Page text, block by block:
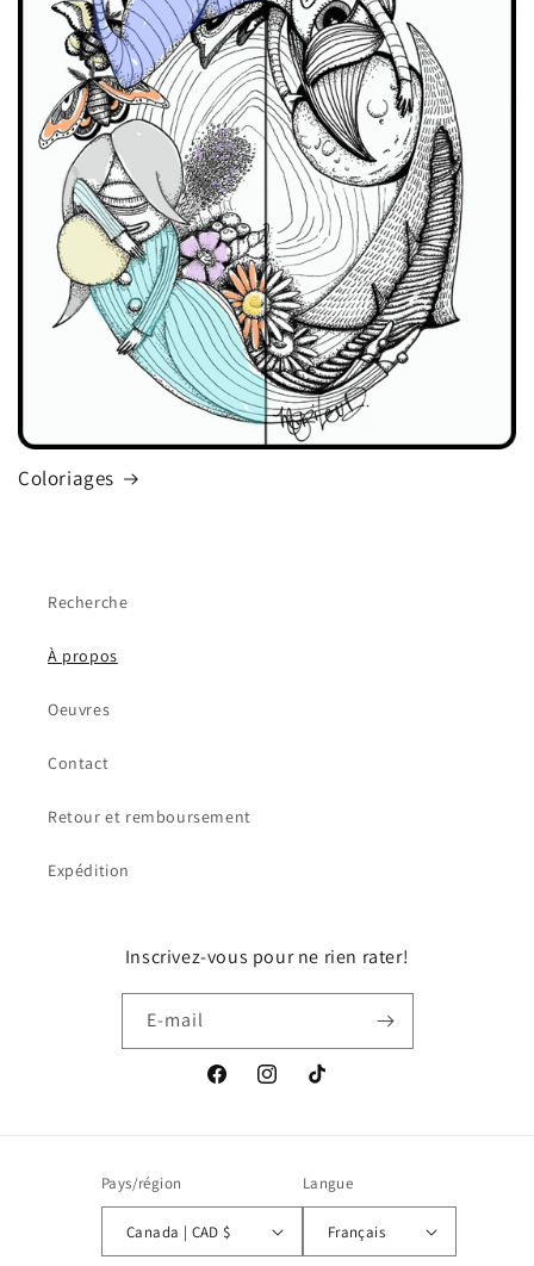
Coloriages
Recherche
À propos
Oeuvres
Contact
Retour et remboursement
Expédition
Inscrivez-vous pour ne rien rater!
E-mail
FacebookInstagramTikTok
Pays/région
Canada | CAD $
Langue
Français